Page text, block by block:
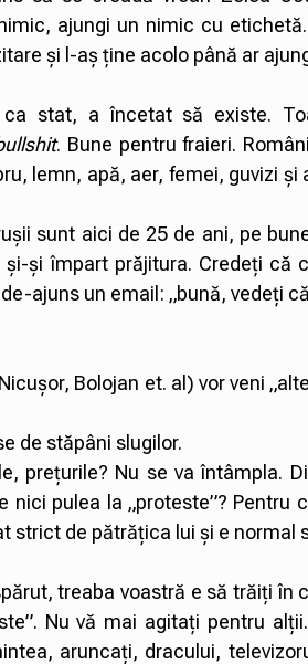
ajungi un nimic cu
și l-aș ține acolo până ar
stat, a încetat să existe.
. Bune pentru fraieri.
lemn, apă, aer, femei, guvizi
sunt aici de 25 de ani, pe
și împart prăjitura. Credeți că
ajuns un email: „bună, vedeți
Bolojan et. al) vor veni
de stăpâni slugilor.
prețurile? Nu se va întâmpla.
pulea la „proteste”? Pentru
strict de pătrățica lui și e normal
treaba voastră e să trăiți în
Nu vă mai agitați pentru
aruncați, dracului,